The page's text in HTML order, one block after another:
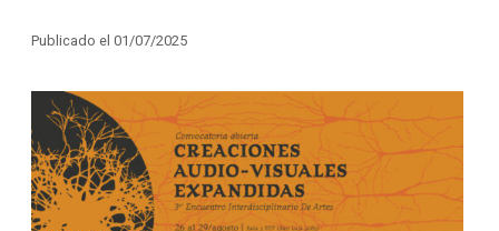
Publicado el 01/07/2025